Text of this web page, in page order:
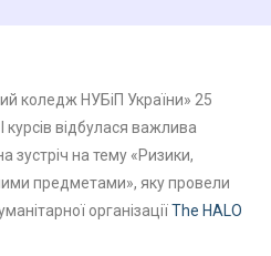
коледж НУБіП України» 25
курсів відбулася важлива
зустріч на тему «Ризики,
предметами», яку провели
організаціїThe HALO